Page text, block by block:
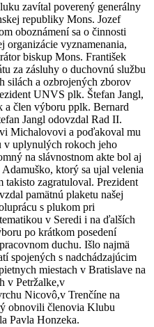
zavítal poverený generálny
republiky Mons. Jozef
oboznámení sa o činnosti
organizácie vyznamenania,
biskup Mons. František
za zásluhy o duchovnú službu
silách a ozbrojených zborov
UNVS plk. Štefan Jangl,
člen výboru pplk. Bernard
Jangl odovzdal Rad II.
Michalovovi a poďakoval mu
v uplynulých rokoch jeho
na slávnostnom akte bol aj
ktorý sa ujal velenia
takisto zagratuloval. Prezident
pamätnú plaketu našej
s plukom pri
v Seredi i na ďalších
po krátkom posedení
duchu. Išlo najmä
spojených s nadchádzajúcim
miestach v Bratislave na
v Petržalke,v
Nicovô,v Trenčíne na
obnovili členovia Klubu
Pavla Honzeka.